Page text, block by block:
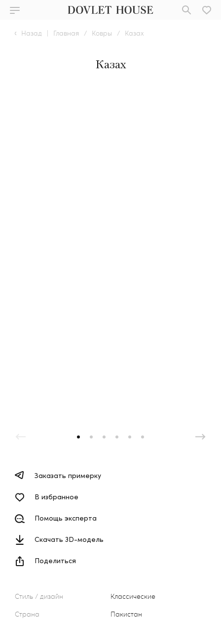
Назад | Главная / Ковры / Казах
Казах
Стиль / дизайн
Классические
Страна
Пакистан
Заказать примерку
В избранное
Помощь эксперта
Скачать 3D-модель
Поделиться